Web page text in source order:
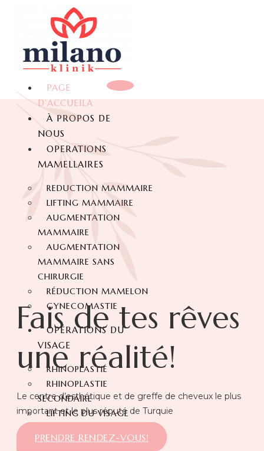
PAGE
D’ACCUEILA
À PROPOS DE
NOUS
OPERATIONS
MAMELLAIRES
REDUCTION MAMMAIRE
LIFTING MAMMAIRE
AUGMENTATION
MAMMAIRE
AUGMENTATION
MAMMAIRE SANS
CHIRURGIE
RÉDUCTION MAMELON
GYNECOMASTIE
OPÉRATIONS DU
VISAGE
RHINOPLASTIE
RHINOPLASTIE
SECONDAIRE
LIFTING DU VISAGE
FOX EYES
Fais de tes rêves
une réalité!
Le centre d’esthétique et de greffe de cheveux le plus
important et le plus réputé de Turquie
PRENDRE RENDEZ-VOUS!